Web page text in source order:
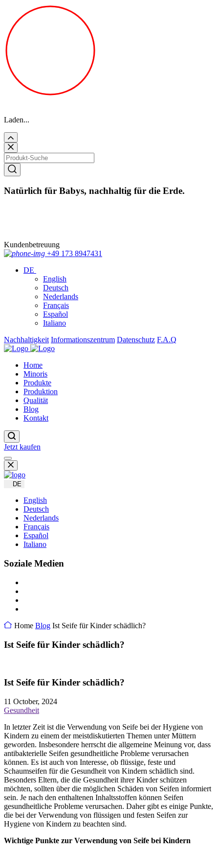
Laden...
Natürlich für Babys, nachhaltig für die Erde.
Kundenbetreuung
+49 173 8947431
DE
English
Deutsch
Nederlands
Français
Español
Italiano
Nachhaltigkeit Informationszentrum Datenschutz F.A.Q
Home
Minoris
Produkte
Produktion
Qualität
Blog
Kontakt
Jetzt kaufen
DE
English
Deutsch
Nederlands
Français
Español
Italiano
Soziale Medien
Home Blog Ist Seife für Kinder schädlich?
Ist Seife für Kinder schädlich?
Ist Seife für Kinder schädlich?
11 October, 2024
Gesundheit
In letzter Zeit ist die Verwendung von Seife bei der Hygiene von
Kindern zu einem der meistdiskutierten Themen unter Müttern
geworden. Insbesondere herrscht die allgemeine Meinung vor, dass
antibakterielle Seifen gesundheitliche Probleme verursachen
können. Es ist auch von Interesse, ob flüssige, feste und
Schaumseifen für die Gesundheit von Kindern schädlich sind.
Besonders Eltern, die die Gesundheit ihrer Kinder schützen
möchten, sollten über die möglichen Schäden von Seifen informiert
sein. Je nach den enthaltenen Inhaltsstoffen können Seifen
gesundheitliche Probleme verursachen. Daher gibt es einige Punkte,
die bei der Verwendung von flüssigen und festen Seifen zur
Hygiene von Kindern zu beachten sind.
Wichtige Punkte zur Verwendung von Seife bei Kindern